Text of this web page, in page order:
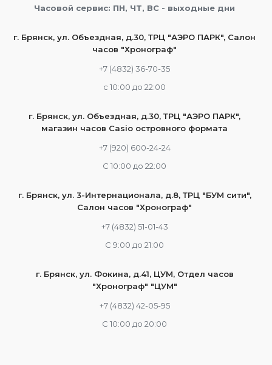
Часовой сервис: ПН, ЧТ, ВС - выходные дни
г. Брянск, ул. Объездная, д.30, ТРЦ "АЭРО ПАРК", Салон
часов "Хронограф"
+7 (4832) 36-70-35
c 10:00 до 22:00
г. Брянск, ул. Объездная, д.30, ТРЦ "АЭРО ПАРК",
магазин часов Casio островного формата
+7 (920) 600-24-24
С 10:00 до 22:00
г. Брянск, ул. 3-Интернационала, д.8, ТРЦ "БУМ сити",
Салон часов "Хронограф"
+7 (4832) 51-01-43
С 9:00 до 21:00
г. Брянск, ул. Фокина, д.41, ЦУМ, Отдел часов
"Хронограф" "ЦУМ"
+7 (4832) 42-05-95
С 10:00 до 20:00